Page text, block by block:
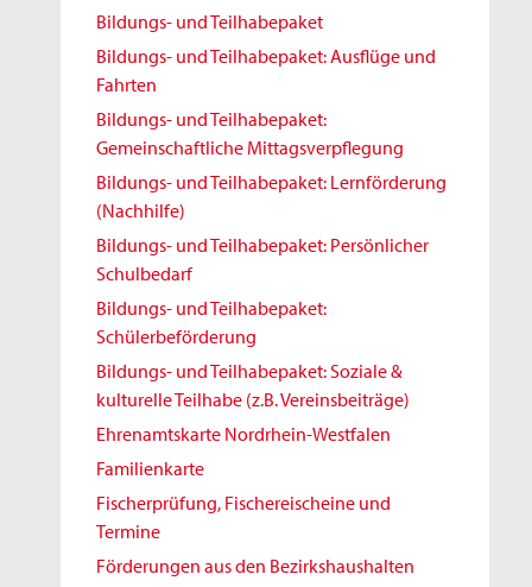
Bildungs- und Teilhabepaket
Bildungs- und Teilhabepaket: Ausflüge und
Fahrten
Bildungs- und Teilhabepaket:
Gemeinschaftliche Mittagsverpflegung
Bildungs- und Teilhabepaket: Lernförderung
(Nachhilfe)
Bildungs- und Teilhabepaket: Persönlicher
Schulbedarf
Bildungs- und Teilhabepaket:
Schülerbeförderung
Bildungs- und Teilhabepaket: Soziale &
kulturelle Teilhabe (z.B. Vereinsbeiträge)
Ehrenamtskarte Nordrhein-Westfalen
Familienkarte
Fischerprüfung, Fischereischeine und
Termine
Förderungen aus den Bezirkshaushalten